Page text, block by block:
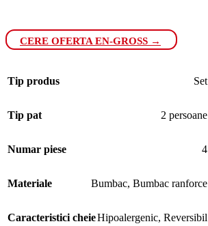
CERE OFERTA EN-GROSS →
Tip produs Set
Tip pat 2 persoane
Numar piese 4
Materiale Bumbac, Bumbac ranforce
Caracteristici cheieHipoalergenic, Reversibil